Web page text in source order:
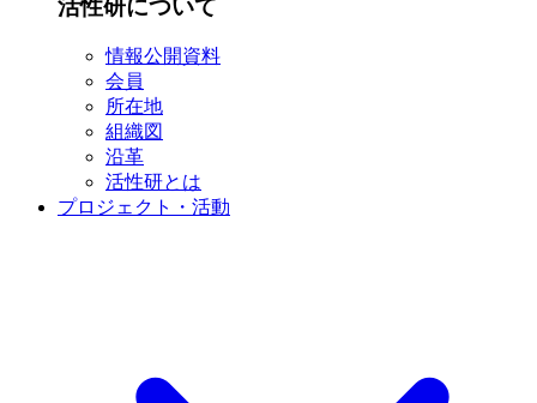
活性研について
情報公開資料
会員
所在地
組織図
沿革
活性研とは
プロジェクト・活動